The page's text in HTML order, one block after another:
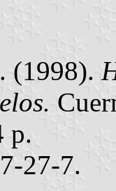
(1998).
p.
27-7.